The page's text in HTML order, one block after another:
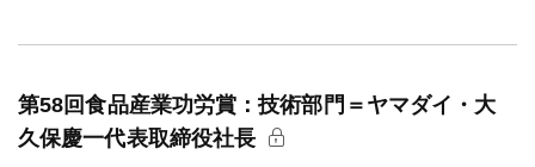
第58回食品産業功労賞：技術部門＝ヤマダイ・大
久保慶一代表取締役社長